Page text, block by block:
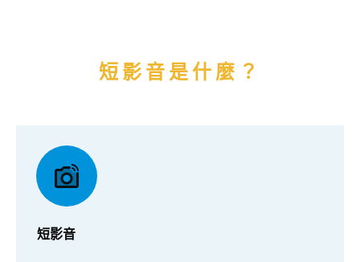
短影音是什麼？
短影音